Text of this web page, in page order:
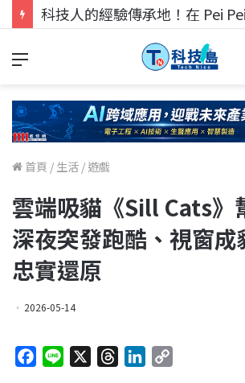
科技人找工作，就到TECH+ 科
首頁 / 生活 / 遊戲
雲端吸貓《Sill Cats》
深夜突發跑酷、視窗成
忠實還原
2026-05-14